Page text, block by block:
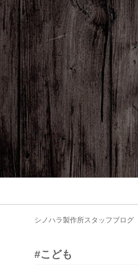
シノハラ製作所スタッフブログ
#こども